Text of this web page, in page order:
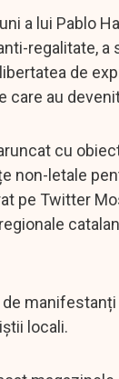
a lui Pablo
regalitate, a
de
care au
cu
non-letale
pe Twitter
manifestanți
locali.